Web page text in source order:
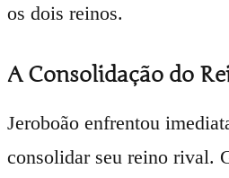
os dois reinos.
A Consolidação do
Jeroboão enfrentou
consolidar seu reino rival.